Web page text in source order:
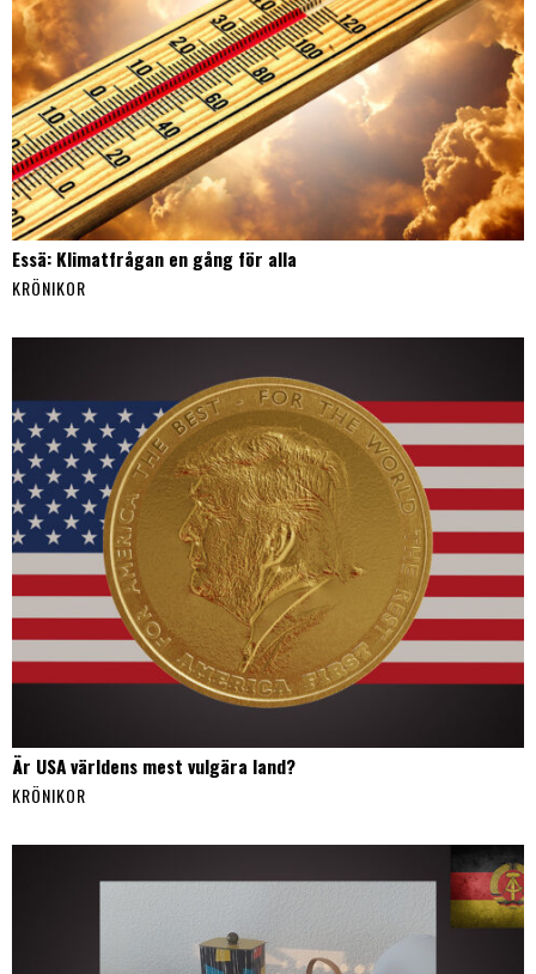
Essä: Klimatfrågan en gång för alla
KRÖNIKOR
Är USA världens mest vulgära land?
KRÖNIKOR